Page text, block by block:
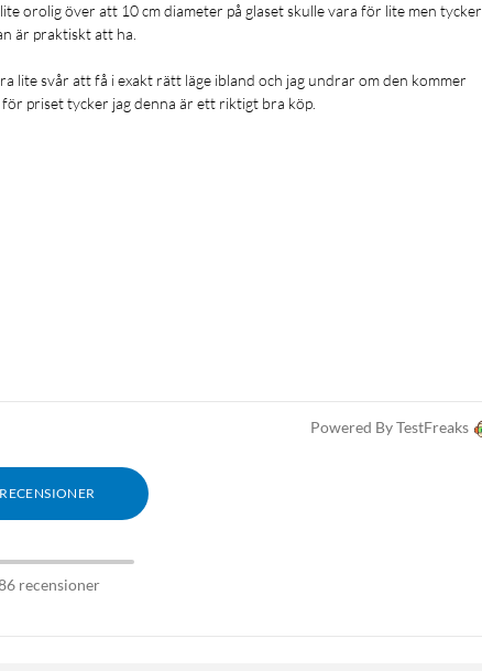
orolig över att 10 cm diameter på glaset skulle vara för lite men tycker
är praktiskt att ha.
lite svår att få i exakt rätt läge ibland och jag undrar om den kommer
priset tycker jag denna är ett riktigt bra köp.
Powered By TestFreaks
recensioner